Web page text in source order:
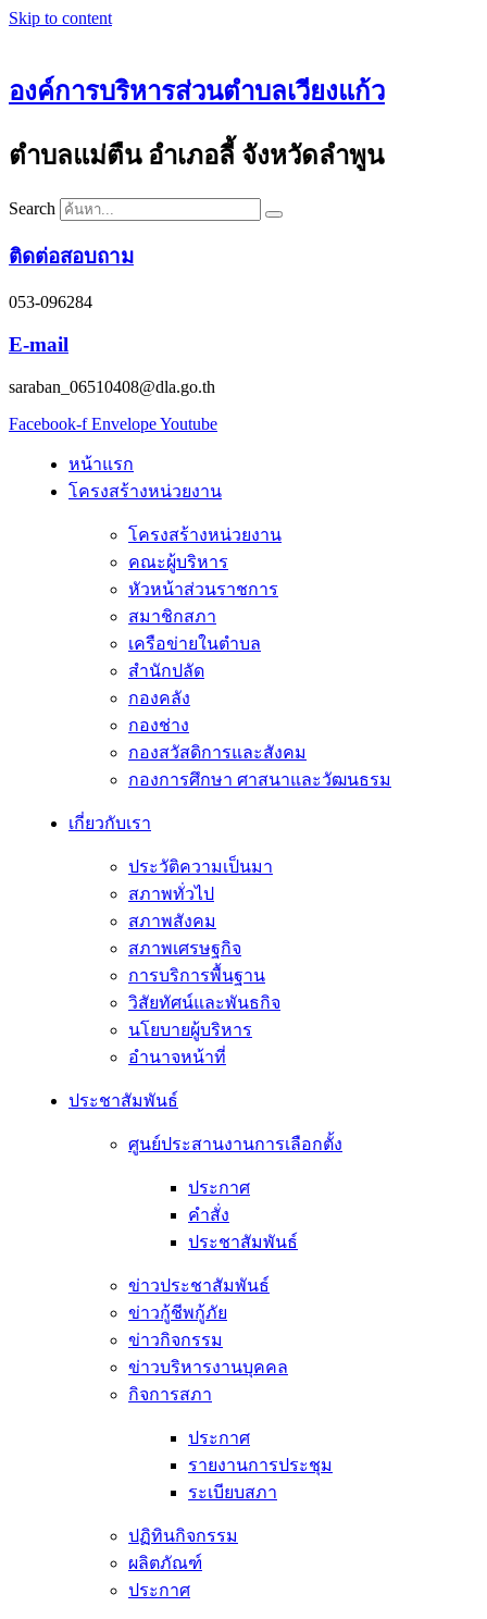
Skip to content
องค์การบริหารส่วนตำบลเวียงแก้ว
ตำบลแม่ตืน อำเภอลี้ จังหวัดลำพูน
Search
ติดต่อสอบถาม
053-096284
E-mail
saraban_06510408@dla.go.th
Facebook-f EnvelopeYoutube
หน้าแรก
โครงสร้างหน่วยงาน
โครงสร้างหน่วยงาน
คณะผู้บริหาร
หัวหน้าส่วนราชการ
สมาชิกสภา
เครือข่ายในตำบล
สำนักปลัด
กองคลัง
กองช่าง
กองสวัสดิการและสังคม
กองการศึกษา ศาสนาและวัฒนธรม
เกี่ยวกับเรา
ประวัติความเป็นมา
สภาพทั่วไป
สภาพสังคม
สภาพเศรษฐกิจ
การบริการพื้นฐาน
วิสัยทัศน์และพันธกิจ
นโยบายผู้บริหาร
อํานาจหน้าที่
ประชาสัมพันธ์
ศูนย์ประสานงานการเลือกตั้ง
ประกาศ
คำสั่ง
ประชาสัมพันธ์
ข่าวประชาสัมพันธ์
ข่าวกู้ชีพกู้ภัย
ข่าวกิจกรรม
ข่าวบริหารงานบุคคล
กิจการสภา
ประกาศ
รายงานการประชุม
ระเบียบสภา
ปฏิทินกิจกรรม
ผลิตภัณฑ์
ประกาศ